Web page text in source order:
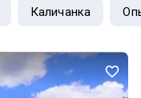
Каличанка